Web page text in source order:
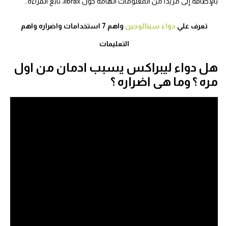
تعرف علي دواء سيتالوجين واهم 7 استخدامات واضراره واهم
التعليمات
هل دواء ليبراكس يسبب ادمان من اول
مره ؟ وما هى اضراره ؟